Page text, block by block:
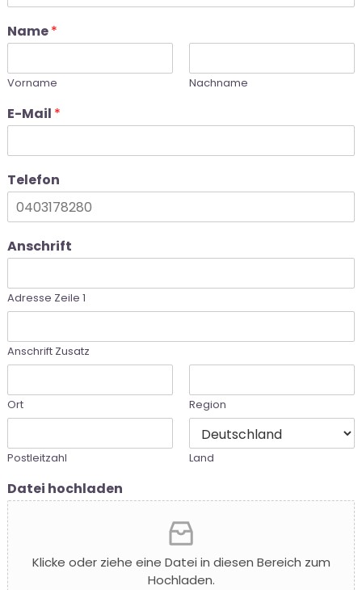
Name*
Vorname Nachname
E-Mail *
Telefon
Anschrift
Adresse Zeile 1
Anschrift Zusatz
Ort Region
Postleitzahl Land
Datei hochladen
Klicke oder ziehe eine Datei in diesen Bereich zum
Hochladen.